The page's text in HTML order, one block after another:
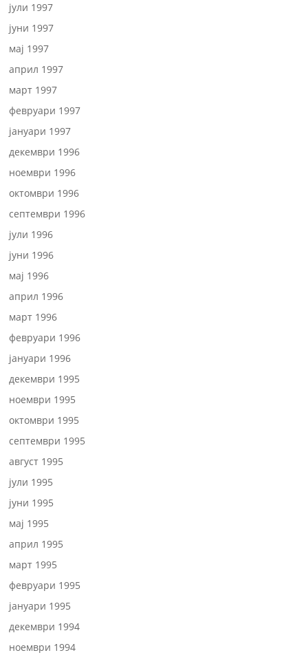
јули 1997
јуни 1997
мај 1997
април 1997
март 1997
февруари 1997
јануари 1997
декември 1996
ноември 1996
октомври 1996
септември 1996
јули 1996
јуни 1996
мај 1996
април 1996
март 1996
февруари 1996
јануари 1996
декември 1995
ноември 1995
октомври 1995
септември 1995
август 1995
јули 1995
јуни 1995
мај 1995
април 1995
март 1995
февруари 1995
јануари 1995
декември 1994
ноември 1994